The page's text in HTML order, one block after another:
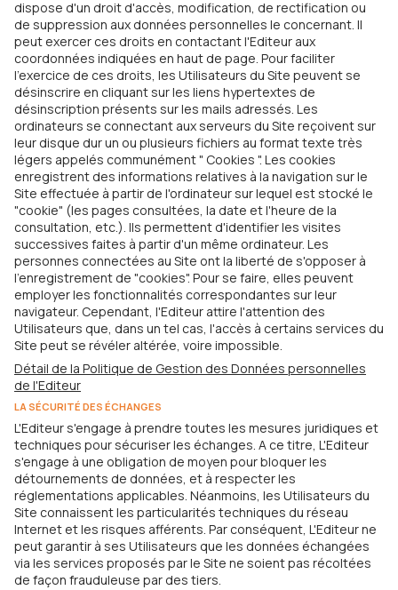
dispose d'un droit d'accès, modification, de rectification ou
de suppression aux données personnelles le concernant. Il
peut exercer ces droits en contactant l'Editeur aux
coordonnées indiquées en haut de page. Pour faciliter
l'exercice de ces droits, les Utilisateurs du Site peuvent se
désinscrire en cliquant sur les liens hypertextes de
désinscription présents sur les mails adressés. Les
ordinateurs se connectant aux serveurs du Site reçoivent sur
leur disque dur un ou plusieurs fichiers au format texte très
légers appelés communément " Cookies ". Les cookies
enregistrent des informations relatives à la navigation sur le
Site effectuée à partir de l'ordinateur sur lequel est stocké le
"cookie" (les pages consultées, la date et l'heure de la
consultation, etc.). Ils permettent d'identifier les visites
successives faites à partir d'un même ordinateur. Les
personnes connectées au Site ont la liberté de s'opposer à
l'enregistrement de "cookies". Pour se faire, elles peuvent
employer les fonctionnalités correspondantes sur leur
navigateur. Cependant, l'Editeur attire l'attention des
Utilisateurs que, dans un tel cas, l'accès à certains services du
Site peut se révéler altérée, voire impossible.
Détail de la Politique de Gestion des Données personnelles
de l'Editeur
LA SÉCURITÉ DES ÉCHANGES
L'Editeur s'engage à prendre toutes les mesures juridiques et
techniques pour sécuriser les échanges. A ce titre, L'Editeur
s'engage à une obligation de moyen pour bloquer les
détournements de données, et à respecter les
réglementations applicables. Néanmoins, les Utilisateurs du
Site connaissent les particularités techniques du réseau
Internet et les risques afférents. Par conséquent, L'Editeur ne
peut garantir à ses Utilisateurs que les données échangées
via les services proposés par le Site ne soient pas récoltées
de façon frauduleuse par des tiers.